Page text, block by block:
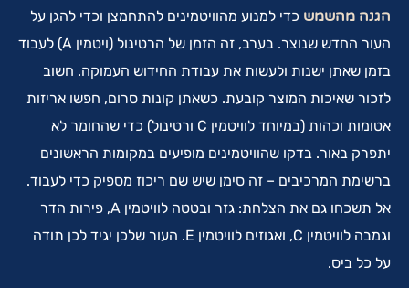
הגנה מהשמש כדי למנוע מהוויטמינים להתחמצן וכדי להגן על
העור החדש שנוצר. בערב, זה הזמן של הרטינול (ויטמין A) לעבוד
בזמן שאתן ישנות ולעשות את עבודת החידוש העמוקה. חשוב
לזכור שאיכות המוצר קובעת. כשאתן קונות סרום, חפשו אריזות
אטומות וכהות (במיוחד לוויטמין C ורטינול) כדי שהחומר לא
יתפרק באור. בדקו שהוויטמינים מופיעים במקומות הראשונים
ברשימת המרכיבים – זה סימן שיש שם ריכוז מספיק כדי לעבוד.
אל תשכחו גם את הצלחת: גזר ובטטה לוויטמין A, פירות הדר
וגמבה לוויטמין C, ואגוזים לוויטמין E. העור שלכן יגיד לכן תודה
על כל ביס.